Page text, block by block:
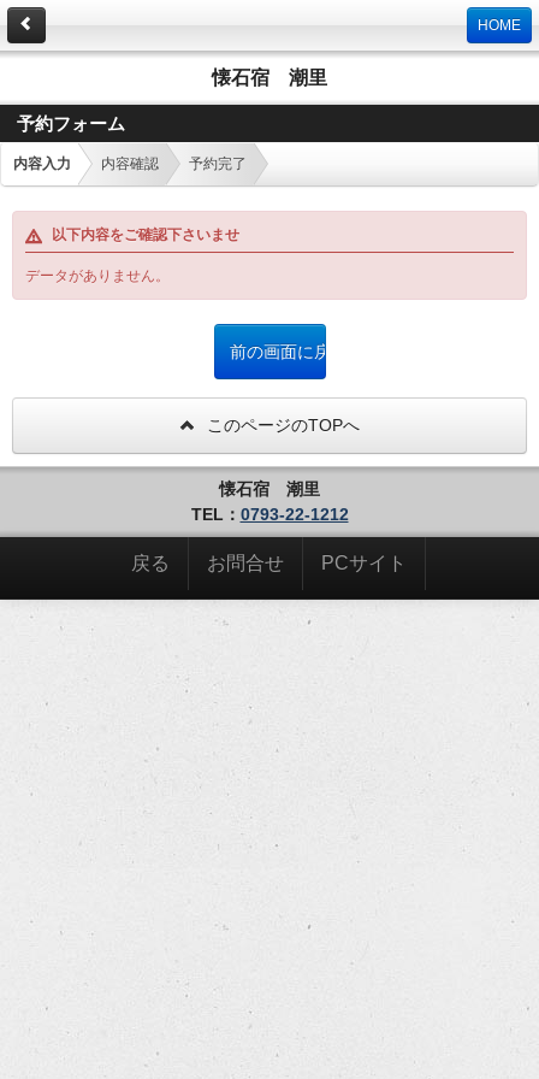
HOME
懐石宿 潮里
予約フォーム
内容入力 内容確認 予約完了
以下内容をご確認下さいませ
データがありません。
このページのTOPへ
懐石宿 潮里
TEL： 0793-22-1212
戻る お問合せ PCサイト